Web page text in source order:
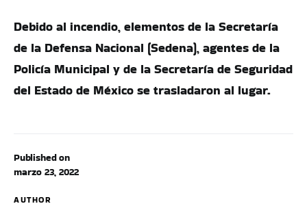
Published on
marzo 23, 2022
AUTHOR
Debido al incendio, elementos de la Secretaría
de la Defensa Nacional (Sedena), agentes de la
Policía Municipal y de la Secretaría de Seguridad
del Estado de México se trasladaron al lugar.